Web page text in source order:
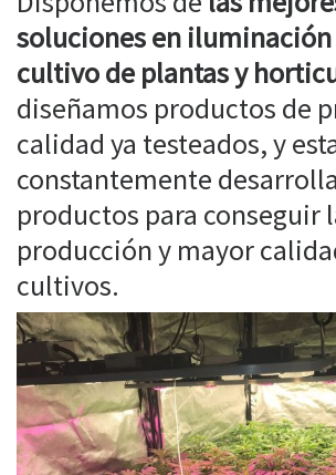
soluciones en iluminación
cultivo de plantas y
diseñamos productos de
calidad ya testeados, y
constantemente
productos para conseguir
producción y mayor
cultivos.